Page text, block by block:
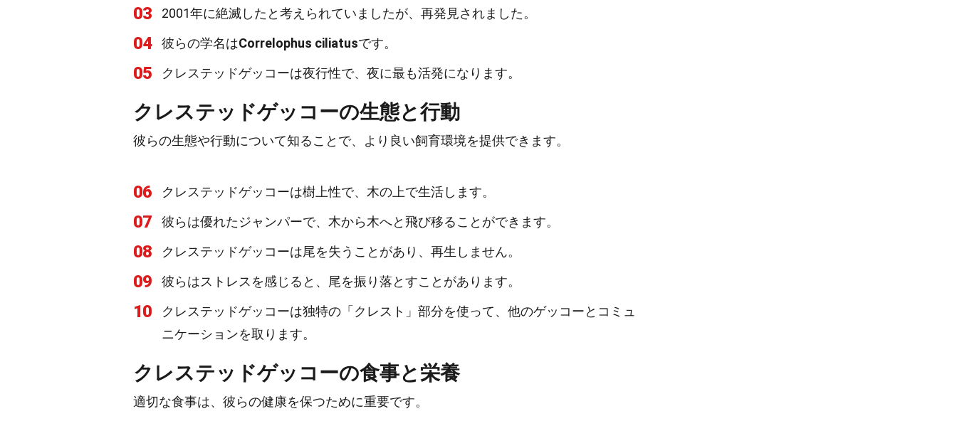
03 2001年に絶滅したと考えられていましたが、再発見されました。
04 彼らの学名はCorrelophus ciliatusです。
05 クレステッドゲッコーは夜行性で、夜に最も活発になります。
クレステッドゲッコーの生態と行動
彼らの生態や行動について知ることで、より良い飼育環境を提供できます。
06 クレステッドゲッコーは樹上性で、木の上で生活します。
07 彼らは優れたジャンパーで、木から木へと飛び移ることができます。
08 クレステッドゲッコーは尾を失うことがあり、再生しません。
09 彼らはストレスを感じると、尾を振り落とすことがあります。
10
クレステッドゲッコーは独特の「クレスト」部分を使って、他のゲッコーとコミュ
ニケーションを取ります。
クレステッドゲッコーの食事と栄養
適切な食事は、彼らの健康を保つために重要です。